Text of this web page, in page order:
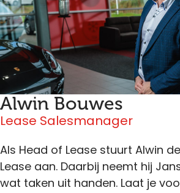
Alwin Bouwes
Lease Salesmanager
Als Head of Lease stuurt Alwin
Lease aan. Daarbij neemt hij
wat taken uit handen. Laat je